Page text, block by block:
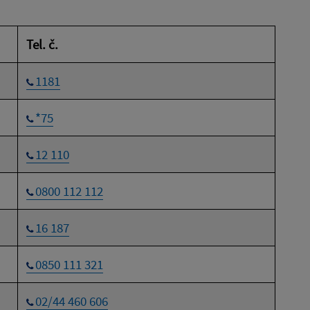
Tel. č.
1181
*75
12 110
0800 112 112
16 187
0850 111 321
02/44 460 606